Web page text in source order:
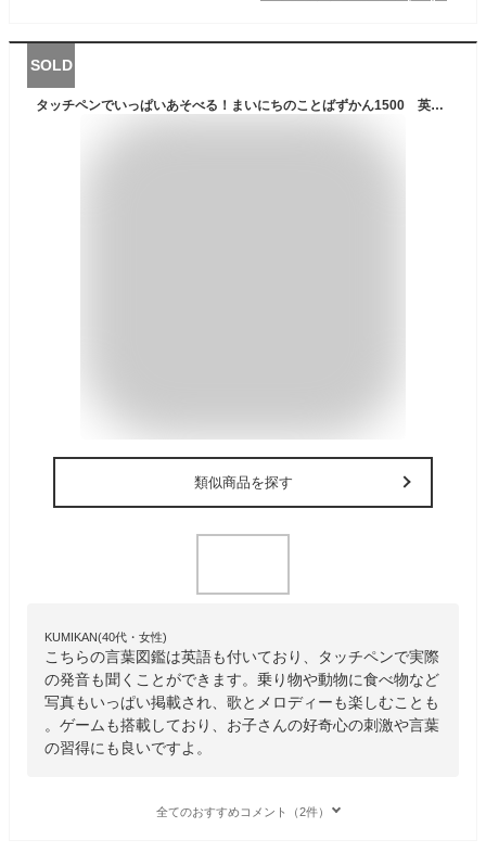
SOLD
タッチペンでいっぱいあそべる！まいにちのことばずかん1500 英語つき【宅配便（追跡あり）送料無料】
類似商品を探す
KUMIKAN(40代・女性)
こちらの言葉図鑑は英語も付いており、タッチペンで実際
の発音も聞くことができます。乗り物や動物に食べ物など
写真もいっぱい掲載され、歌とメロディーも楽しむことも
。ゲームも搭載しており、お子さんの好奇心の刺激や言葉
の習得にも良いですよ。
全てのおすすめコメント（2件）